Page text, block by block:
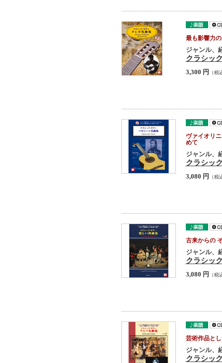
最も影響力
ジャンル、
クラシッ
3,300 円 （税
ヴァイオリ
めて
ジャンル、
クラシッ
3,080 円 （税
古来からの
ジャンル、
クラシッ
3,080 円 （税
芸術作品と
ジャンル、
クラシッ